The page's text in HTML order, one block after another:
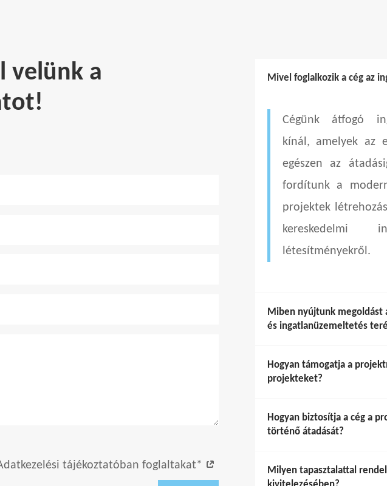
velünk a
tájékoztatóban foglaltakat*
Mivel foglalkozik a cég az
Cégünk átfogó
kínál, amelyek az
egészen az
fordítunk a
projektek
kereskedelmi
létesítményekről.
Miben nyújtunk megoldást
és ingatlanüzemeltetés
Hogyan támogatja a
projekteket?
Hogyan biztosítja a cég a
történő átadását?
Milyen tapasztalattal